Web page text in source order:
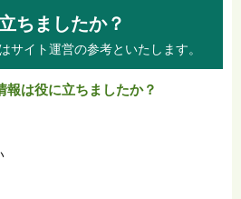
ちましたか？
サイト運営の参考といたします。
報は役に立ちましたか？